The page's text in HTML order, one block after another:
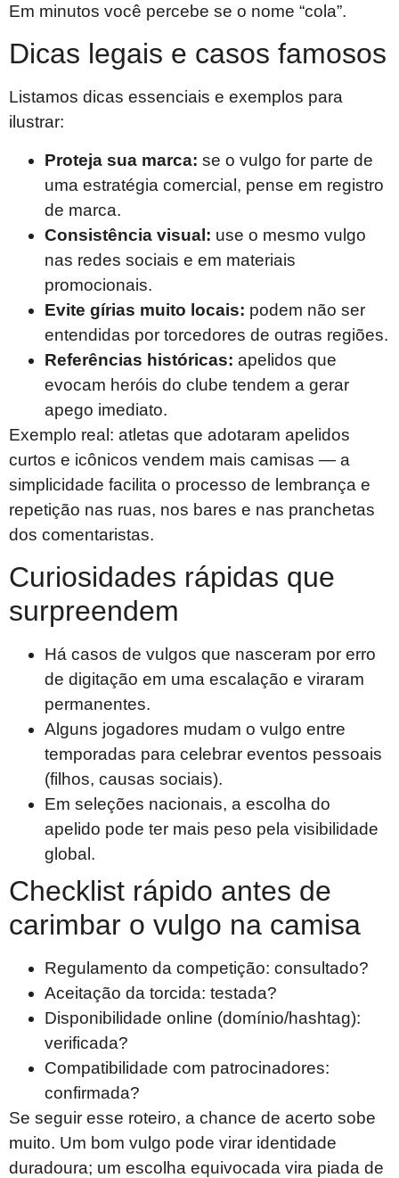
Em minutos você percebe se o nome “cola”.
Dicas legais e casos famosos
Listamos dicas essenciais e exemplos para
ilustrar:
Proteja sua marca: se o vulgo for parte de
uma estratégia comercial, pense em registro
de marca.
Consistência visual: use o mesmo vulgo
nas redes sociais e em materiais
promocionais.
Evite gírias muito locais: podem não ser
entendidas por torcedores de outras regiões.
Referências históricas: apelidos que
evocam heróis do clube tendem a gerar
apego imediato.
Exemplo real: atletas que adotaram apelidos
curtos e icônicos vendem mais camisas — a
simplicidade facilita o processo de lembrança e
repetição nas ruas, nos bares e nas pranchetas
dos comentaristas.
Curiosidades rápidas que
surpreendem
Há casos de vulgos que nasceram por erro
de digitação em uma escalação e viraram
permanentes.
Alguns jogadores mudam o vulgo entre
temporadas para celebrar eventos pessoais
(filhos, causas sociais).
Em seleções nacionais, a escolha do
apelido pode ter mais peso pela visibilidade
global.
Checklist rápido antes de
carimbar o vulgo na camisa
Regulamento da competição: consultado?
Aceitação da torcida: testada?
Disponibilidade online (domínio/hashtag):
verificada?
Compatibilidade com patrocinadores:
confirmada?
Se seguir esse roteiro, a chance de acerto sobe
muito. Um bom vulgo pode virar identidade
duradoura; um escolha equivocada vira piada de